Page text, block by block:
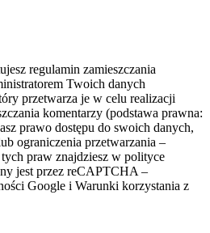
regulamin zamieszczania
Twoich danych
przetwarza je w celu realizacji
komentarzy (podstawa prawna:
prawo dostępu do swoich danych,
ograniczenia przetwarzania –
praw znajdziesz w polityce
jest przez reCAPTCHA –
Google i Warunki korzystania z